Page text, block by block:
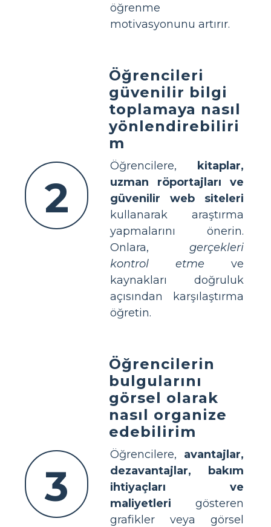
öğrenme
motivasyonunu artırır.
2
Öğrencileri
güvenilir bilgi
toplamaya nasıl
yönlendirebiliri
m
Öğrencilere,
kitaplar,
uzman röportajları ve
güvenilir web siteleri
kullanarak araştırma
yapmalarını önerin.
Onlara, gerçekleri
kontrol etme ve
kaynakları doğruluk
açısından karşılaştırma
öğretin.
3
Öğrencilerin
bulgularını
görsel olarak
nasıl organize
edebilirim
Öğrencilere, avantajlar,
dezavantajlar, bakım
ihtiyaçları ve
maliyetleri gösteren
grafikler veya görsel